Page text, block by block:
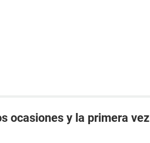
ocasiones y la primera vez